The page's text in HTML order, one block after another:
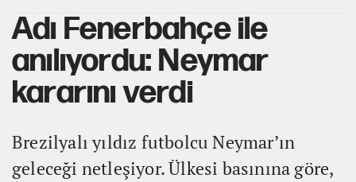
Adı Fenerbahçe ile
anılıyordu: Neymar
kararını verdi
Brezilyalı yıldız futbolcu Neymar’ın
geleceği netleşiyor. Ülkesi basınına göre,